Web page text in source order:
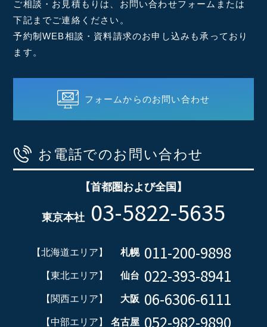
ご相談・お見積もりは、お問い合わせフォームまたは
下記までご連絡ください。
予約制WEB相談・資料請求のお申し込みも承っており
ます。
フォームからのお問い合わせ
お電話でのお問い合わせ
【首都圏および全国】
東京本社 03-5822-5635
【北海道エリア】 札幌 011-200-9898
【東北エリア】 仙台 022-393-8941
【関西エリア】 大阪 06-6306-6111
【中部エリア】 名古屋 052-982-9890